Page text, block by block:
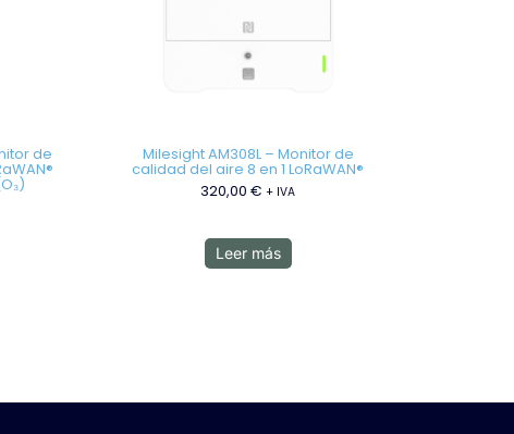
de Milesight AM308L – Monitor de
calidad del aire 8 en 1 LoRaWAN®
320,00€ + IVA
Leer más